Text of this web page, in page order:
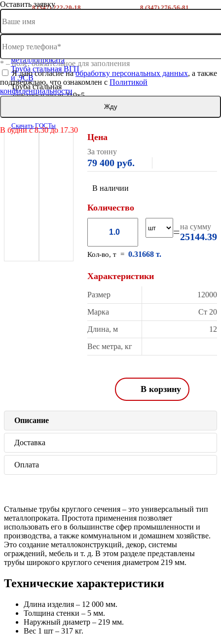
РЕГИСТРАЦИЯ
8 (347) 222-20-18 8 (347) 276-56-81
Главная
Каталог
металлопроката
Труба стальная ВГП
и ЭСВ
Труба стальная
электросварная 219х5
Труба стальная электросварная 219х5 (12 м)
Скачать ГОСТы
Цена
За тонну
79 400 руб.
В наличии
Количество
=на сумму
25144.39
Кол-во, т = 0.31668 т.
Характеристики
Размер 12000
Марка Ст 20
Длина, м 12
Вес метра, кг
В корзину
Описание
Доставка
Оплата
Стальные трубы круглого сечения – это универсальный тип
металлопроката. Простота применения позволяет
использовать его в большинстве сфер промышленности и
производства, а также коммунальном и домашнем хозяйстве.
Это создание металлоконструкций, декор, системы
ограждений, мебель и т. д. В этом разделе представлены
трубы широкого круглого сечения диаметром 219 мм.
Технические характеристики
Длина изделия – 12 000 мм.
Толщина стенки – 5 мм.
Наружный диаметр – 219 мм.
Вес 1 шт – 317 кг.
Оставить заявку
* – поле, обязательное для заполнения
Я даю согласие наобработку персональных данных, а также
подтверждаю, что ознакомлен с Политикой
конфиденциальности
В будни с 8.30 до 17.30